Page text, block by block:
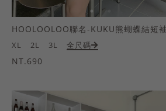
HOOLOOLOO聯名-KUKU熊蝴蝶結短
XL 2L 3L 全尺碼
NT.690